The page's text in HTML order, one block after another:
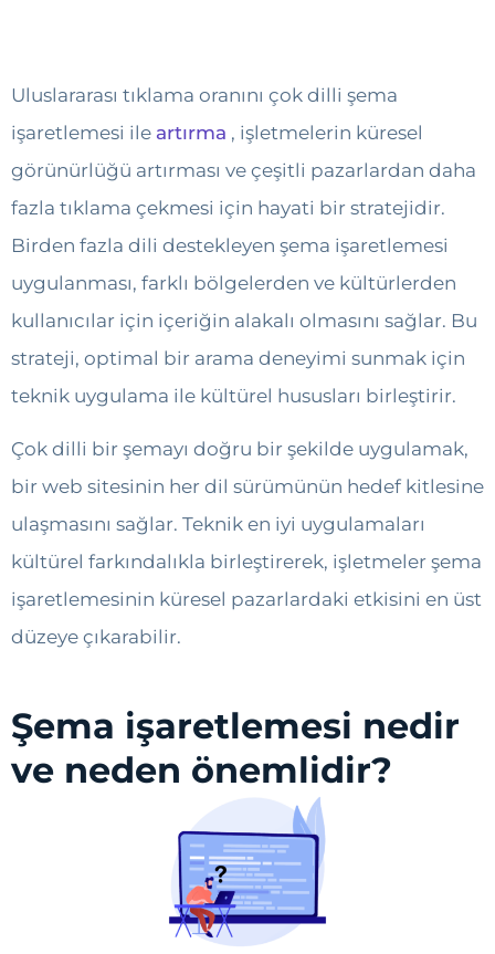
Uluslararası tıklama oranını çok dilli şema
işaretlemesi ile artırma , işletmelerin küresel
görünürlüğü artırması ve çeşitli pazarlardan daha
fazla tıklama çekmesi için hayati bir stratejidir.
Birden fazla dili destekleyen şema işaretlemesi
uygulanması, farklı bölgelerden ve kültürlerden
kullanıcılar için içeriğin alakalı olmasını sağlar. Bu
strateji, optimal bir arama deneyimi sunmak için
teknik uygulama ile kültürel hususları birleştirir.
Çok dilli bir şemayı doğru bir şekilde uygulamak,
bir web sitesinin her dil sürümünün hedef kitlesine
ulaşmasını sağlar. Teknik en iyi uygulamaları
kültürel farkındalıkla birleştirerek, işletmeler şema
işaretlemesinin küresel pazarlardaki etkisini en üst
düzeye çıkarabilir.
Şema işaretlemesi nedir
ve neden önemlidir?